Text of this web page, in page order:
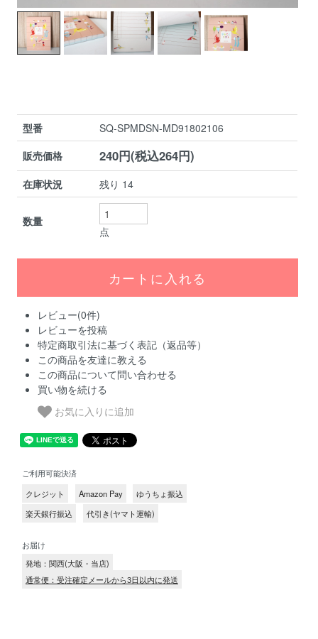
型番
SQ-SPMDSN-MD91802106
販売価格
240円(税込264円)
在庫状況 残り 14
数量
点
レビュー(0件)
レビューを投稿
特定商取引法に基づく表記（返品等）
この商品を友達に教える
この商品について問い合わせる
買い物を続ける
お気に入りに追加
ご利用可能決済
クレジット
Amazon Pay
ゆうちょ振込
楽天銀行振込
代引き(ヤマト運輸)
お届け
発地：関西(大阪・当店)
通常便：受注確定メールから3日以内に発送